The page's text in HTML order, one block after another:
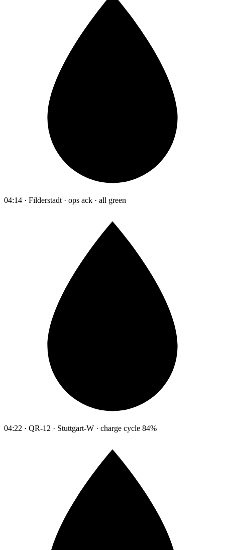
04:14 · Filderstadt · ops ack · all green
04:22 · QR-12 · Stuttgart-W · charge cycle 84%